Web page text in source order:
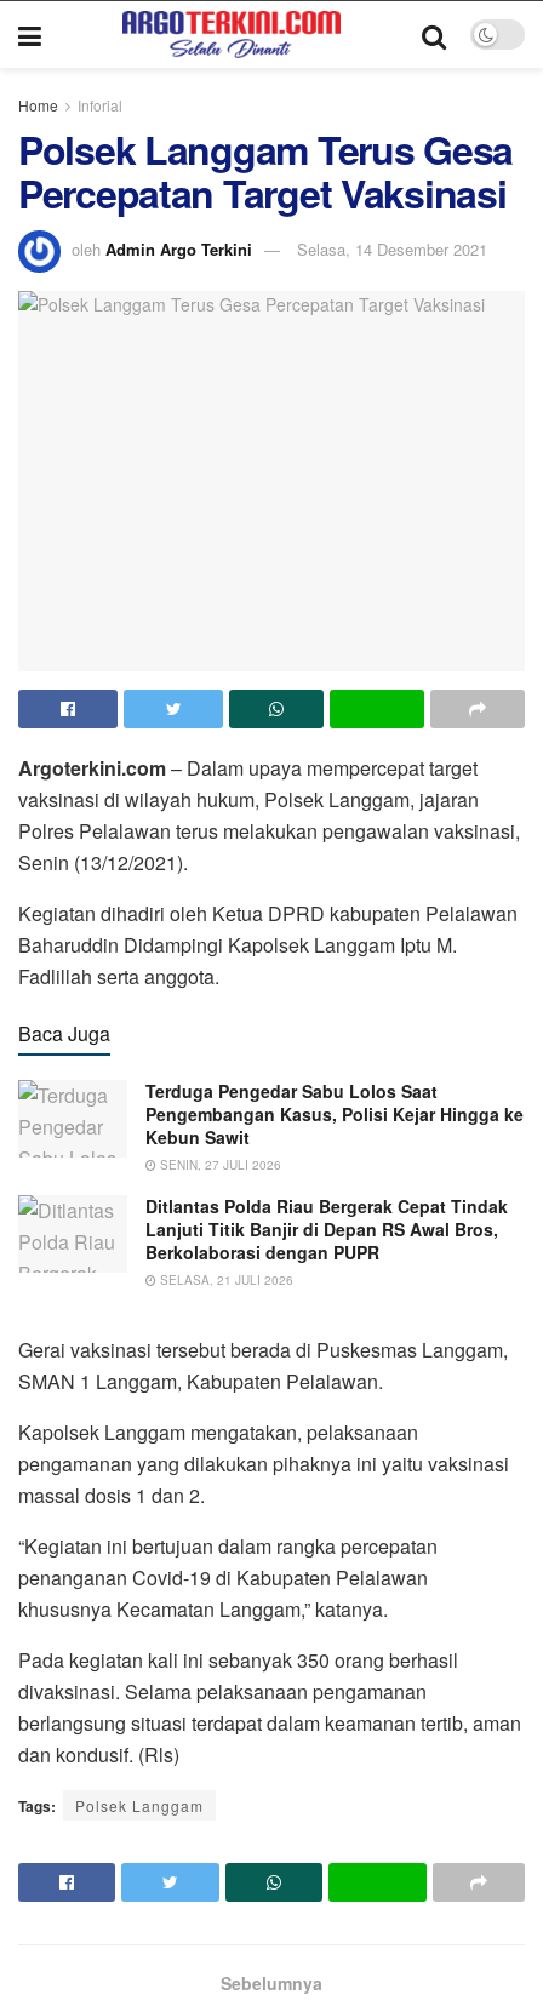
Home Inforial
Polsek Langgam Terus Gesa
Percepatan Target Vaksinasi
oleh Admin Argo Terkini Selasa, 14 Desember 2021
Argoterkini.com– Dalam upaya mempercepat target
vaksinasi di wilayah hukum, Polsek Langgam, jajaran
Polres Pelalawan terus melakukan pengawalan vaksinasi,
Senin (13/12/2021).
Kegiatan dihadiri oleh Ketua DPRD kabupaten Pelalawan
Baharuddin Didampingi Kapolsek Langgam Iptu M.
Fadlillah serta anggota.
Baca Juga
Terduga Pengedar Sabu Lolos Saat
Pengembangan Kasus, Polisi Kejar Hingga ke
Kebun Sawit
SENIN, 27 JULI 2026
Ditlantas Polda Riau Bergerak Cepat Tindak
Lanjuti Titik Banjir di Depan RS Awal Bros,
Berkolaborasi dengan PUPR
SELASA, 21 JULI 2026
Gerai vaksinasi tersebut berada di Puskesmas Langgam,
SMAN 1 Langgam, Kabupaten Pelalawan.
Kapolsek Langgam mengatakan, pelaksanaan
pengamanan yang dilakukan pihaknya ini yaitu vaksinasi
massal dosis 1 dan 2.
“Kegiatan ini bertujuan dalam rangka percepatan
penanganan Covid-19 di Kabupaten Pelalawan
khususnya Kecamatan Langgam,” katanya.
Pada kegiatan kali ini sebanyak 350 orang berhasil
divaksinasi. Selama pelaksanaan pengamanan
berlangsung situasi terdapat dalam keamanan tertib, aman
dan kondusif. (Rls)
Tags: Polsek Langgam
Sebelumnya